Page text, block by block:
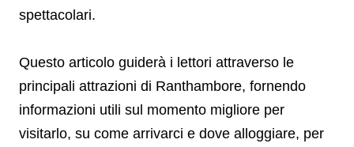
spettacolari.
Questo articolo guiderà i lettori attraverso le
principali attrazioni di Ranthambore, fornendo
informazioni utili sul momento migliore per
visitarlo, su come arrivarci e dove alloggiare, per